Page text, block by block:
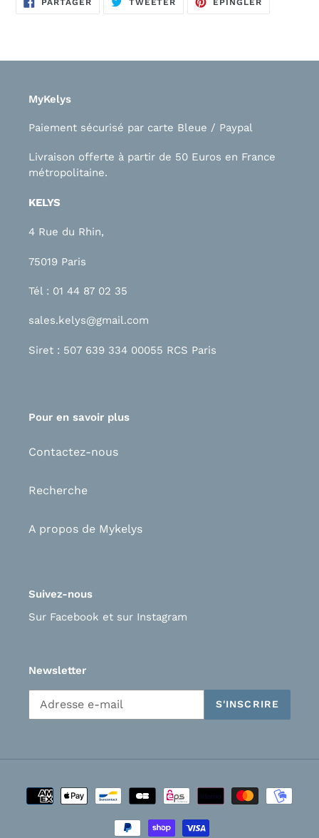
PARTAGER TWEETER ÉPINGLER
MyKelys
Paiement sécurisé par carte Bleue / Paypal
Livraison offerte à partir de 50 Euros en France
métropolitaine.
KELYS
4 Rue du Rhin,
75019 Paris
Tél : 01 44 87 02 35
sales.kelys@gmail.com
Siret : 507 639 334 00055 RCS Paris
Pour en savoir plus
Contactez-nous
Recherche
A propos de Mykelys
Suivez-nous
Sur Facebook et sur Instagram
Newsletter
S'INSCRIRE
Moyens
de
paiement